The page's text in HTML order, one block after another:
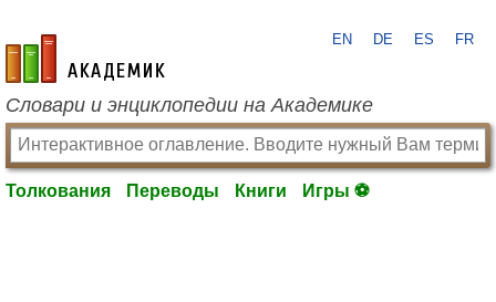
academic.ru
EN DE ES FR
Словари и энциклопедии на Академике
Толкования Переводы Книги Игры ⚽